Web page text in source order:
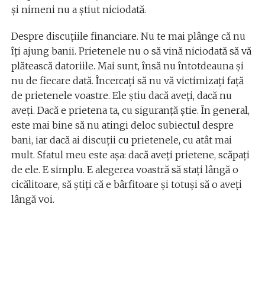
şi nimeni nu a ştiut niciodată.
Despre discuţiile financiare. Nu te mai plânge că nu
îţi ajung banii. Prietenele nu o să vină niciodată să vă
plătească datoriile. Mai sunt, însă nu întotdeauna şi
nu de fiecare dată. Încercaţi să nu vă victimizaţi faţă
de prietenele voastre. Ele ştiu dacă aveţi, dacă nu
aveţi. Dacă e prietena ta, cu siguranţă ştie. În general,
este mai bine să nu atingi deloc subiectul despre
bani, iar dacă ai discuţii cu prietenele, cu atât mai
mult. Sfatul meu este aşa: dacă aveţi prietene, scăpaţi
de ele. E simplu. E alegerea voastră să staţi lângă o
cicălitoare, să ştiţi că e bârfitoare şi totuşi să o aveţi
lângă voi.